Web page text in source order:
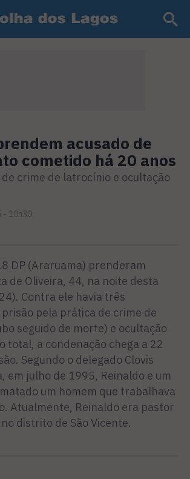
acusado de
cometido há 20 anos
de crime de latrocínio e ocultação
- 10h30
DP (Araruama) prenderam
de Oliveira, 44, na noite desta
Contra ele havia três
pela prática de crime de
seguido de morte) e ocultação
total, a condenação chega a 22
Segundo o delegado Clovis
em julho de 1995, Reinaldo e um
um homem que trabalhava
Atualmente, Reinaldo era pastor
distrito de São Vicente.